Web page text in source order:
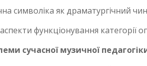
символіка як драматургічний
функціонування категорії
сучасної музичної